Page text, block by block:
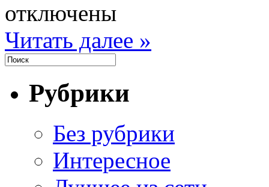
отключены
Читать далее »
Рубрики
Без рубрики
Интересное